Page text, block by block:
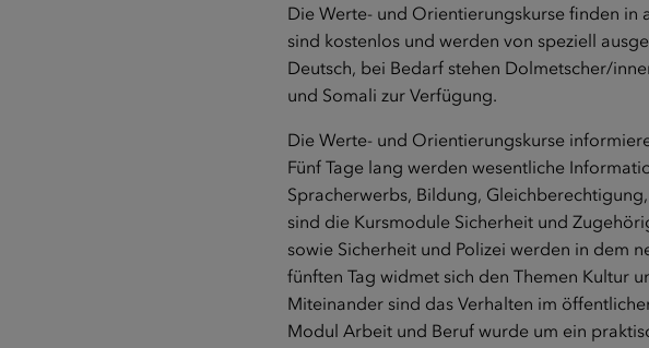
Die Werte- und Orientierungskurse finden in
sind kostenlos und werden von speziell
Deutsch, bei Bedarf stehen Dolmetscher/
und Somali zur Verfügung.
Die Werte- und Orientierungskurse
Fünf Tage lang werden wesentliche
Spracherwerbs, Bildung,
sind die Kursmodule Sicherheit und
sowie Sicherheit und Polizei werden in dem
fünften Tag widmet sich den Themen Kultur
Miteinander sind das Verhalten im
Modul Arbeit und Beruf wurde um ein